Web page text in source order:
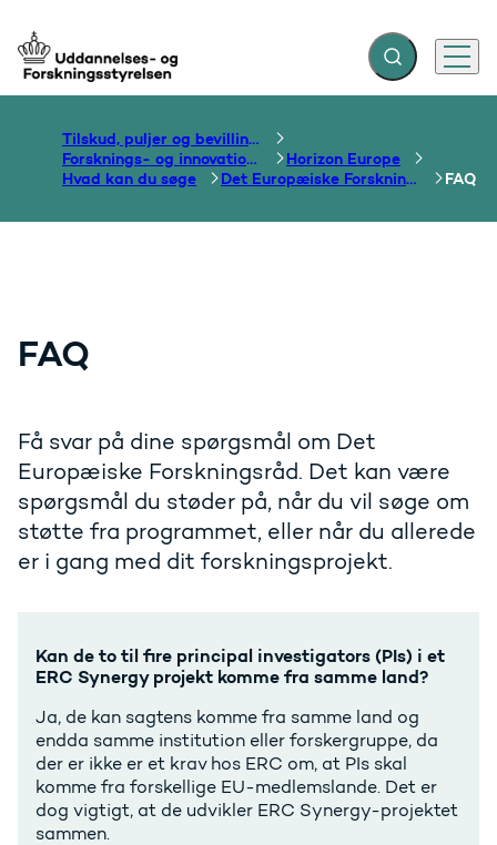
Gå til forsiden Fold søgefelt ud
Menu
Tilskud, puljer og bevillinger
Forsknings- og innovationsområdet
Horizon Europe
Hvad kan du søge
Det Europæiske Forskningsråd FAQ
FAQ
Få svar på dine spørgsmål om Det
Europæiske Forskningsråd. Det kan være
spørgsmål du støder på, når du vil søge om
støtte fra programmet, eller når du allerede
er i gang med dit forskningsprojekt.
Kan de to til fire principal investigators (PIs) i et
ERC Synergy projekt komme fra samme land?
Ja, de kan sagtens komme fra samme land og
endda samme institution eller forskergruppe, da
der er ikke er et krav hos ERC om, at PIs skal
komme fra forskellige EU-medlemslande. Det er
dog vigtigt, at de udvikler ERC Synergy-projektet
sammen.